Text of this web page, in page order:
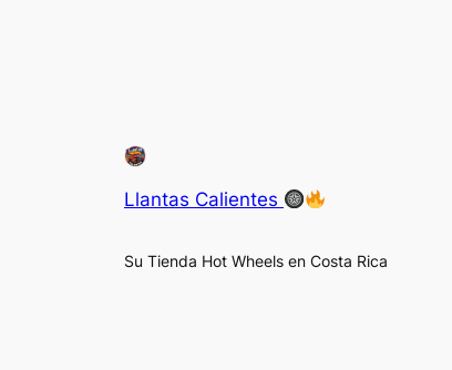
Llantas Calientes
Su Tienda Hot Wheels en Costa Rica